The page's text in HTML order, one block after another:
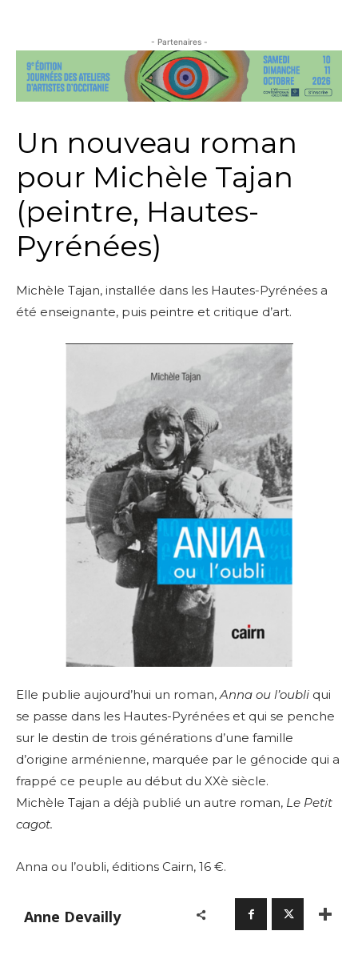
- Partenaires -
Un nouveau roman
pour Michèle Tajan
(peintre, Hautes-
Pyrénées)
Michèle Tajan, installée dans les Hautes-Pyrénées a
été enseignante, puis peintre et critique d’art.
Elle publie aujourd’hui un roman,Anna ou l’oubli qui
se passe dans les Hautes-Pyrénées et qui se penche
sur le destin de trois générations d’une famille
d’origine arménienne, marquée par le génocide qui a
frappé ce peuple au début du XXè siècle.
Michèle Tajan a déjà publié un autre roman, Le Petit
cagot.
Anna ou l’oubli, éditions Cairn, 16 €.
Anne Devailly